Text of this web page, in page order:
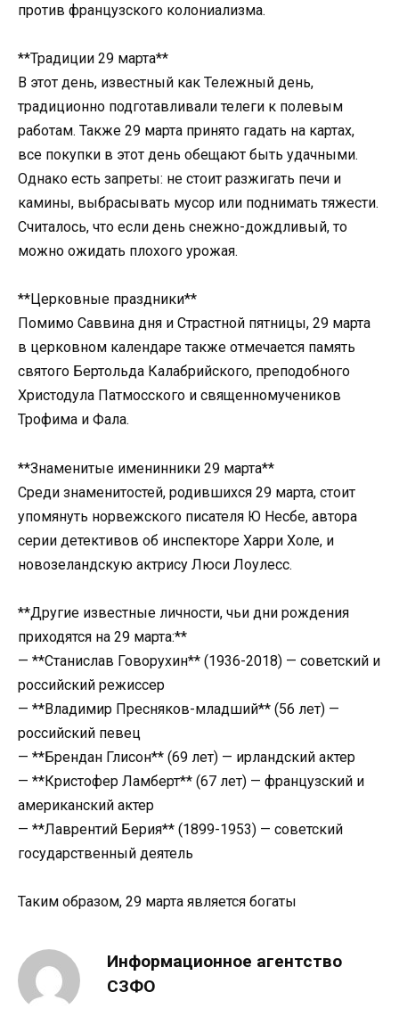
против французского колониализма.
**Традиции 29 марта**
В этот день, известный как Тележный день,
традиционно подготавливали телеги к полевым
работам. Также 29 марта принято гадать на картах,
все покупки в этот день обещают быть удачными.
Однако есть запреты: не стоит разжигать печи и
камины, выбрасывать мусор или поднимать тяжести.
Считалось, что если день снежно-дождливый, то
можно ожидать плохого урожая.
**Церковные праздники**
Помимо Саввина дня и Страстной пятницы, 29 марта
в церковном календаре также отмечается память
святого Бертольда Калабрийского, преподобного
Христодула Патмосского и священномучеников
Трофима и Фала.
**Знаменитые именинники 29 марта**
Среди знаменитостей, родившихся 29 марта, стоит
упомянуть норвежского писателя Ю Несбе, автора
серии детективов об инспекторе Харри Холе, и
новозеландскую актрису Люси Лоулесс.
**Другие известные личности, чьи дни рождения
приходятся на 29 марта:**
— **Станислав Говорухин** (1936-2018) — советский и
российский режиссер
— **Владимир Пресняков-младший** (56 лет) —
российский певец
— **Брендан Глисон** (69 лет) — ирландский актер
— **Кристофер Ламберт** (67 лет) — французский и
американский актер
— **Лаврентий Берия** (1899-1953) — советский
государственный деятель
Таким образом, 29 марта является богаты
Информационное агентство
СЗФО